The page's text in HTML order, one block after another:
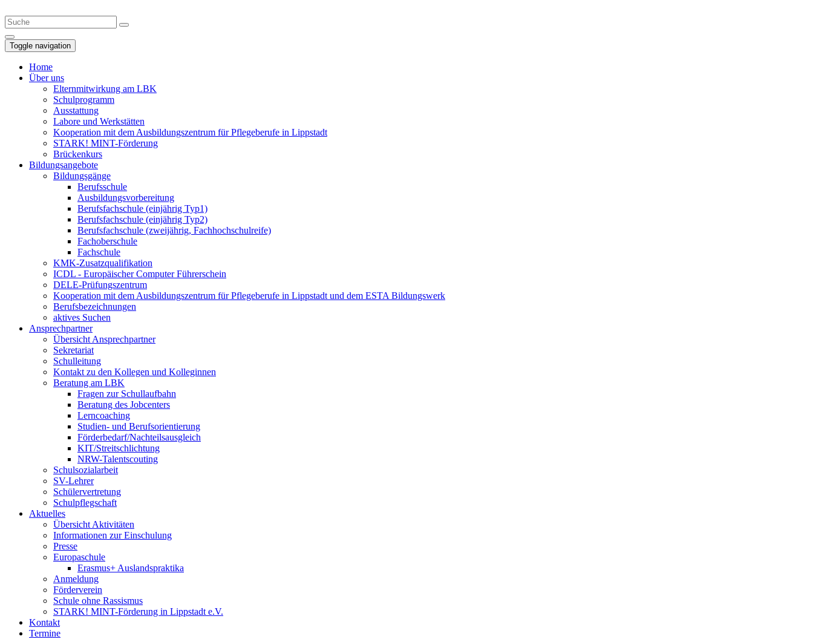
Toggle navigation
Home
Über uns
Elternmitwirkung am LBK
Schulprogramm
Ausstattung
Labore und Werkstätten
Kooperation mit dem Ausbildungszentrum für Pflegeberufe in Lippstadt
STARK! MINT-Förderung
Brückenkurs
Bildungsangebote
Bildungsgänge
Berufsschule
Ausbildungs­vorbereitung
Berufsfachschule (einjährig Typ1)
Berufsfachschule (einjährig Typ2)
Berufsfachschule (zweijährig, Fachhochschulreife)
Fachoberschule
Fachschule
KMK-Zusatzqualifikation
ICDL - Europäischer Computer Führerschein
DELE-Prüfungszentrum
Kooperation mit dem Ausbildungszentrum für Pflegeberufe in Lippstadt und dem ESTA Bildungswerk
Berufsbezeichnungen
aktives Suchen
Ansprechpartner
Übersicht Ansprechpartner
Sekretariat
Schulleitung
Kontakt zu den Kollegen und Kolleginnen
Beratung am LBK
Fragen zur Schullaufbahn
Beratung des Jobcenters
Lerncoaching
Studien- und Berufsorientierung
Förderbedarf/Nachteilsausgleich
KIT/Streitschlichtung
NRW-Talentscouting
Schulsozialarbeit
SV-Lehrer
Schülervertretung
Schulpflegschaft
Aktuelles
Übersicht Aktivitäten
Informationen zur Einschulung
Presse
Europaschule
Erasmus+ Auslandspraktika
Anmeldung
Förderverein
Schule ohne Rassismus
STARK! MINT-Förderung in Lippstadt e.V.
Kontakt
Termine